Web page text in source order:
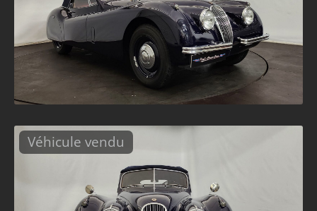
Véhicule vendu